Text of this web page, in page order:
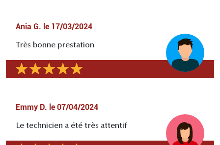
Ania G. le 17/03/2024
Très bonne prestation
Emmy D. le 07/04/2024
Le technicien a été très attentif